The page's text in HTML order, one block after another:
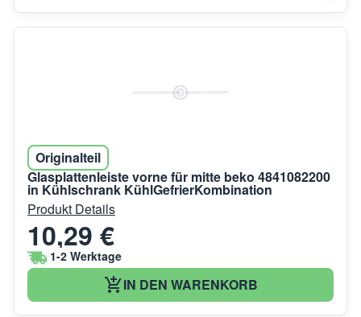
Originalteil
Glasplattenleiste vorne für mitte beko 4841082200
in Kühlschrank KühlGefrierKombination
Produkt Details
10,29 €
1-2 Werktage
IN DEN WARENKORB